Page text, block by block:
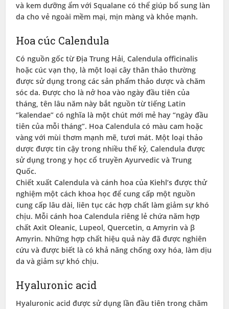
và kem dưỡng ẩm với Squalane có thể giúp bổ sung làn
da cho vẻ ngoài mềm mại, mịn màng và khỏe mạnh.
Hoa cúc Calendula
Có nguồn gốc từ Địa Trung Hải, Calendula officinalis
hoặc cúc vạn thọ, là một loại cây thân thảo thường
được sử dụng trong các sản phẩm thảo dược và chăm
sóc da. Được cho là nở hoa vào ngày đầu tiên của
tháng, tên lâu năm này bắt nguồn từ tiếng Latin
“kalendae” có nghĩa là một chút mới mẻ hay “ngày đầu
tiên của mỗi tháng”. Hoa Calendula có màu cam hoặc
vàng với mùi thơm mạnh mẽ, tươi mát. Một loại thảo
dược được tin cậy trong nhiều thế kỷ, Calendula được
sử dụng trong y học cổ truyền Ayurvedic và Trung
Quốc.
Chiết xuất Calendula và cánh hoa của Kiehl’s được thử
nghiệm một cách khoa học để cung cấp một nguồn
cung cấp lâu dài, liên tục các hợp chất làm giảm sự khó
chịu. Mỗi cánh hoa Calendula riêng lẻ chứa năm hợp
chất Axit Oleanic, Lupeol, Quercetin, α Amyrin và β
Amyrin. Những hợp chất hiệu quả này đã được nghiên
cứu và được biết là có khả năng chống oxy hóa, làm dịu
da và giảm sự khó chịu.
Hyaluronic acid
Hyaluronic acid được sử dụng lần đầu tiên trong chăm